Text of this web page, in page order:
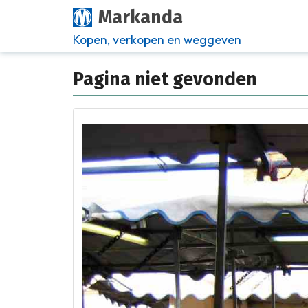
Markanda
Kopen, verkopen en weggeven
Pagina niet gevonden